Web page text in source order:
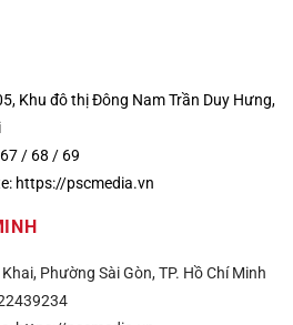
Khu đô thị Đông Nam Trần Duy Hưng,
/ 68 / 69
https://pscmedia.vn
Phường Sài Gòn, TP. Hồ Chí Minh